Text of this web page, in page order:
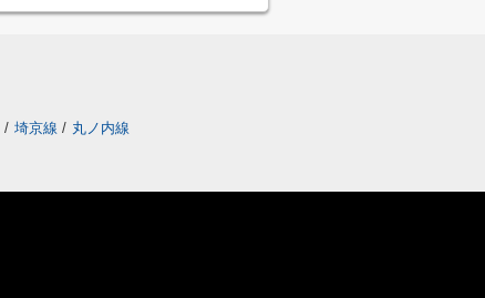
/ 埼京線 / 丸ノ内線